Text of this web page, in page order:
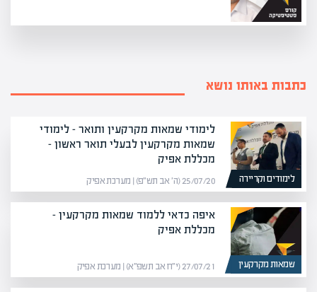
כתבות באותו נושא
לימודים וקריירה
לימודי שמאות מקרקעין ותואר – לימודי
שמאות מקרקעין לבעלי תואר ראשון –
מכללת אפיק
25/07/20 (ה׳ אב תש״פ) | מערכת אפיק
שמאות מקרקעין
איפה כדאי ללמוד שמאות מקרקעין –
מכללת אפיק
27/07/21 (י״ח אב תשפ״א) | מערכת אפיק